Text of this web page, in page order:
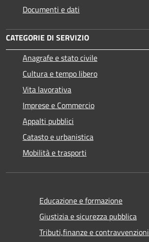
Documenti e dati
CATEGORIE DI SERVIZIO
Anagrafe e stato civile
Cultura e tempo libero
Vita lavorativa
Imprese e Commercio
Appalti pubblici
Catasto e urbanistica
Mobilità e trasporti
Educazione e formazione
Giustizia e sicurezza pubblica
Tributi,finanze e contravvenzioni